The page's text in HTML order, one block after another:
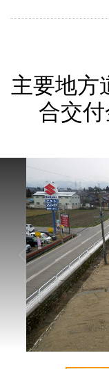
主要地方
合交